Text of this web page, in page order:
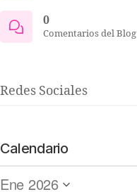
0
Comentarios del Blog
Redes Sociales
Calendario